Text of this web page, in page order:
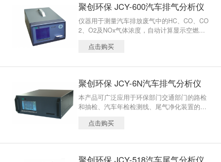
聚创环保 JCY-600汽车排气分析仪
仪器用于测量汽车排放废气中的HC、CO、CO
2、O2及NOx气体浓度，自动计算显示空燃比
综合检测。
点击购买
聚创环保 JCY-6N汽车排气分析仪
本产品可广泛应用于环保部门交通部门的路检
和抽检、汽车年检检测线、尾气净化装置的快
制造行业和汽车维修 4S店。
点击购买
聚创环保 JCY-518汽车尾气分析仪